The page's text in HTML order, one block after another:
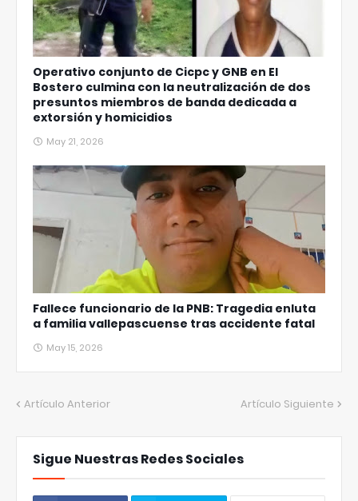
Operativo conjunto de Cicpc y GNB en El
Bostero culmina con la neutralización de dos
presuntos miembros de banda dedicada a
extorsión y homicidios
May 21, 2026
Fallece funcionario de la PNB: Tragedia enluta
a familia vallepascuense tras accidente fatal
May 15, 2026
Artículo Anterior Artículo Siguiente
Sigue Nuestras Redes Sociales